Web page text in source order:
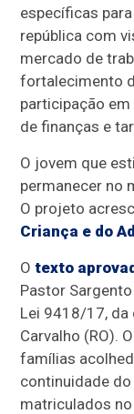
específicas
república com
mercado de
fortalecimento
participação
de finanças e
O jovem que
permanecer no
O projeto
Criança e do
Otexto
Pastor
Lei 9418/17, da
Carvalho (RO).
famílias
continuidade
matriculados